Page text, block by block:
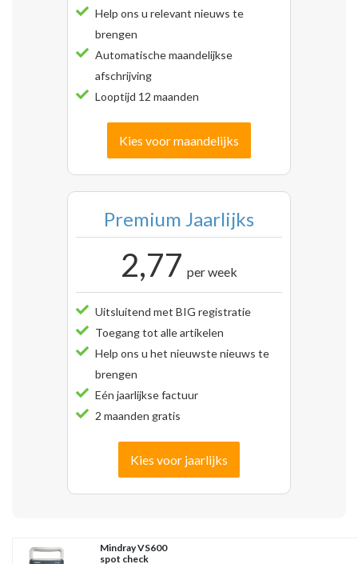
Help ons u relevant nieuws te
brengen
Automatische maandelijkse
afschrijving
Looptijd 12 maanden
Kies voor maandelijks
Premium Jaarlijks
2,77 per week
Uitsluitend met BIG registratie
Toegang tot alle artikelen
Help ons u het nieuwste nieuws te
brengen
Eén jaarlijkse factuur
2 maanden gratis
Kies voor jaarlijks
Mindray VS600
spot check